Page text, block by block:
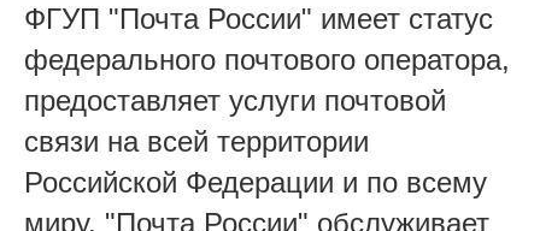
ФГУП "Почта России" имеет статус
федерального почтового оператора,
предоставляет услуги почтовой
связи на всей территории
Российской Федерации и по всему
миру. "Почта России" обслуживает